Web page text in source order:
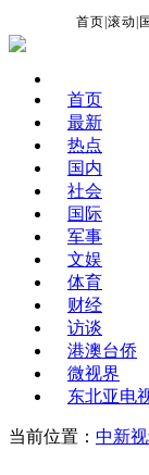
首页 |滚动
首页
最新
热点
国内
社会
国际
军事
文娱
体育
财经
访谈
港澳台侨
微视界
东北亚电
当前位置： 中新